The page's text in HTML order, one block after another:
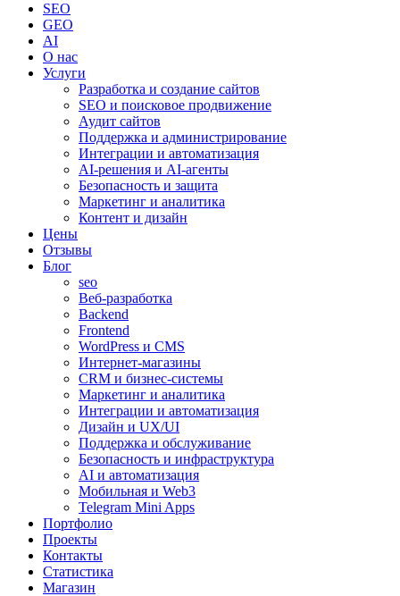
SEO
GEO
AI
О нас
Услуги
Разработка и создание сайтов
SEO и поисковое продвижение
Аудит сайтов
Поддержка и администрирование
Интеграции и автоматизация
AI-решения и AI-агенты
Безопасность и защита
Маркетинг и аналитика
Контент и дизайн
Цены
Отзывы
Блог
seo
Веб-разработка
Backend
Frontend
WordPress и CMS
Интернет-магазины
CRM и бизнес-системы
Маркетинг и аналитика
Интеграции и автоматизация
Дизайн и UX/UI
Поддержка и обслуживание
Безопасность и инфраструктура
AI и автоматизация
Мобильная и Web3
Telegram Mini Apps
Портфолио
Проекты
Контакты
Статистика
Магазин